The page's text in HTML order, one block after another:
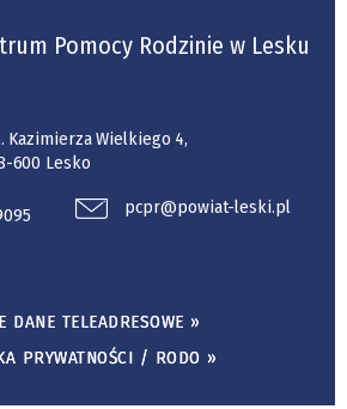
Pomocy Rodzinie w Lesku
Kazimierza Wielkiego 4,
600 Lesko
pcpr@powiat-leski.pl
DANE TELEADRESOWE »
PRYWATNOŚCI / RODO »